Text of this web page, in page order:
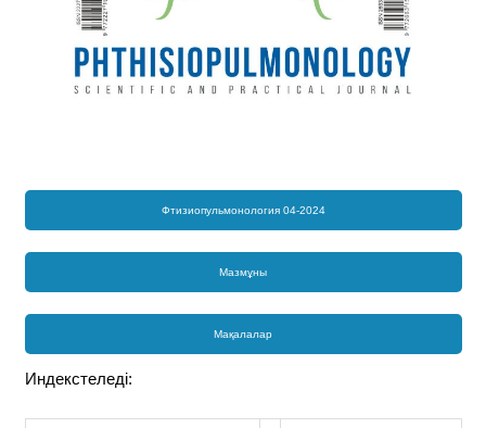
Фтизиопульмонология 04-2024
Мазмұны
Мақалалар
Индекстеледі: